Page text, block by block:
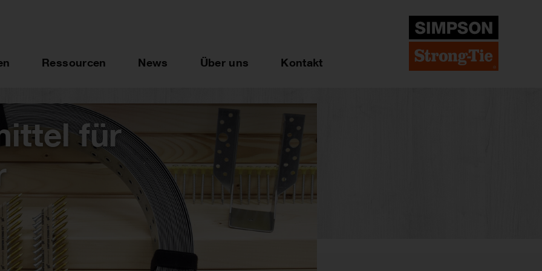
Ressourcen News Über uns Kontakt
für